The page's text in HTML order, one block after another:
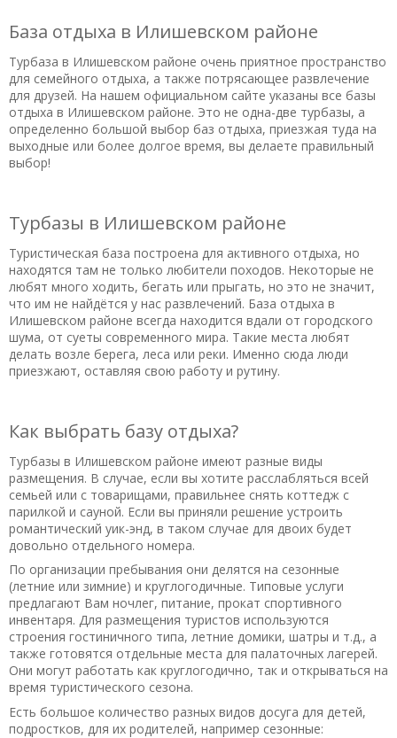
База отдыха в Илишевском районе
Турбаза в Илишевском районе очень приятное пространство
для семейного отдыха, а также потрясающее развлечение
для друзей. На нашем официальном сайте указаны все базы
отдыха в Илишевском районе. Это не одна-две турбазы, а
определенно большой выбор баз отдыха, приезжая туда на
выходные или более долгое время, вы делаете правильный
выбор!
Турбазы в Илишевском районе
Туристическая база построена для активного отдыха, но
находятся там не только любители походов. Некоторые не
любят много ходить, бегать или прыгать, но это не значит,
что им не найдётся у нас развлечений. База отдыха в
Илишевском районе всегда находится вдали от городского
шума, от суеты современного мира. Такие места любят
делать возле берега, леса или реки. Именно сюда люди
приезжают, оставляя свою работу и рутину.
Как выбрать базу отдыха?
Турбазы в Илишевском районе имеют разные виды
размещения. В случае, если вы хотите расслабляться всей
семьей или с товарищами, правильнее снять коттедж с
парилкой и сауной. Если вы приняли решение устроить
романтический уик-энд, в таком случае для двоих будет
довольно отдельного номера.
По организации пребывания они делятся на сезонные
(летние или зимние) и круглогодичные. Типовые услуги
предлагают Вам ночлег, питание, прокат спортивного
инвентаря. Для размещения туристов используются
строения гостиничного типа, летние домики, шатры и т.д., а
также готовятся отдельные места для палаточных лагерей.
Они могут работать как круглогодично, так и открываться на
время туристического сезона.
Есть большое количество разных видов досуга для детей,
подростков, для их родителей, например сезонные: